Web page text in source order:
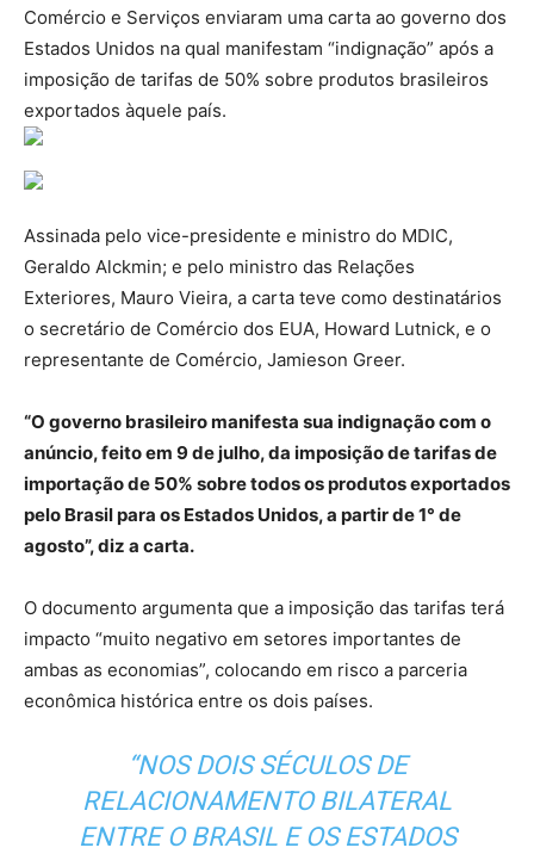
Comércio e Serviços enviaram uma carta ao governo dos
Estados Unidos na qual manifestam “indignação” após a
imposição de tarifas de 50% sobre produtos brasileiros
exportados àquele país.
Assinada pelo vice-presidente e ministro do MDIC,
Geraldo Alckmin; e pelo ministro das Relações
Exteriores, Mauro Vieira, a carta teve como destinatários
o secretário de Comércio dos EUA, Howard Lutnick, e o
representante de Comércio, Jamieson Greer.
“O governo brasileiro manifesta sua indignação com o
anúncio, feito em 9 de julho, da imposição de tarifas de
importação de 50% sobre todos os produtos exportados
pelo Brasil para os Estados Unidos, a partir de 1° de
agosto”, diz a carta.
O documento argumenta que a imposição das tarifas terá
impacto “muito negativo em setores importantes de
ambas as economias”, colocando em risco a parceria
econômica histórica entre os dois países.
“NOS DOIS SÉCULOS DE
RELACIONAMENTO BILATERAL
ENTRE O BRASIL E OS ESTADOS